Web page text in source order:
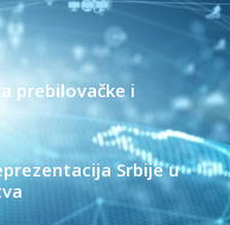
prebilovačke i
Srbije u